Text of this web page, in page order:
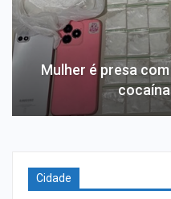
Mulher é presa
Cidade